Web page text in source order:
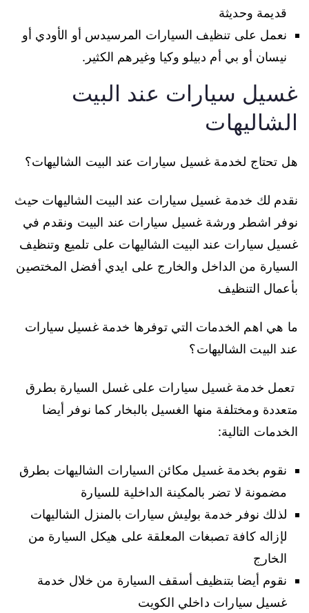
قديمة وحديثة
نعمل على تنظيف السيارات المرسيدس أو الأودي أو
نيسان أو بي أم دبيلو وكيا وغيرهم الكثير.
غسيل سيارات عند البيت
الشاليهات
هل تحتاج لخدمة غسيل سيارات عند البيت الشاليهات؟
نقدم لك خدمة غسيل سيارات عند البيت الشاليهات حيث
نوفر اشطر ورشة غسيل سيارات عند البيت ونقدم في
غسيل سيارات عند البيت الشاليهات على تلميع وتنظيف
السيارة من الداخل والخارج على ايدي أفضل المختصين
بأعمال التنظيف
ما هي اهم الخدمات التي توفرها خدمة غسيل سيارات
عند البيت الشاليهات؟
تعمل خدمة غسيل سيارات على غسل السيارة بطرق
متعددة ومختلفة منها الغسيل بالبخار كما نوفر أيضا
الخدمات التالية:
نقوم بخدمة غسيل مكائن السيارات الشاليهات بطرق
مضمونة لا تضر بالمكينة الداخلية للسيارة
لذلك نوفر خدمة بوليش سيارات بالمنزل الشاليهات
لإزاله كافة تصبغات المعلقة على هيكل السيارة من
الخارج
نقوم أيضا بتنظيف أسقف السيارة من خلال خدمة
غسيل سيارات داخلي الكويت